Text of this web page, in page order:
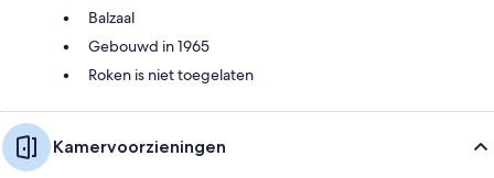
Balzaal
Gebouwd in 1965
Roken is niet toegelaten
Kamervoorzieningen